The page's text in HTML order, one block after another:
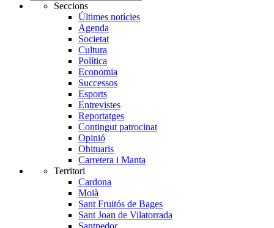
Seccions
Últimes notícies
Agenda
Societat
Cultura
Política
Economia
Successos
Esports
Entrevistes
Reportatges
Contingut patrocinat
Opinió
Obituaris
Carretera i Manta
Territori
Cardona
Moià
Sant Fruitós de Bages
Sant Joan de Vilatorrada
Santpedor